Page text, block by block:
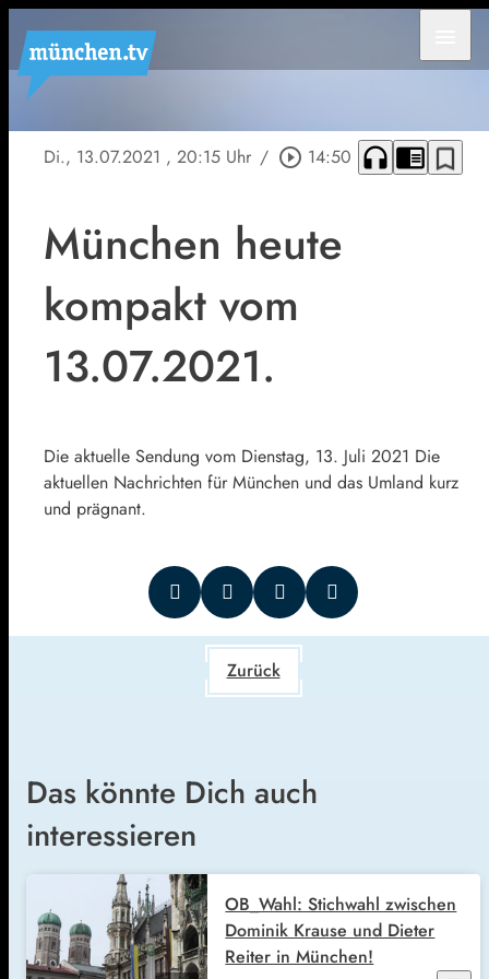
Di., 13.07.2021 , 20:15 Uhr / play_circle_outline 14:50 headphones chrome_reader_mode bookmark_border
München heute
kompakt vom
13.07.2021.
Die aktuelle Sendung vom Dienstag, 13. Juli 2021 Die
aktuellen Nachrichten für München und das Umland kurz
und prägnant.
Zurück
Das könnte Dich auch
interessieren
OB_Wahl: Stichwahl zwischen
Dominik Krause und Dieter
Reiter in München!